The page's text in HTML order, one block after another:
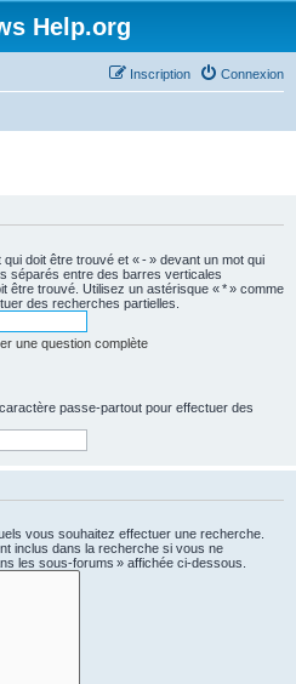
Help.org
Connexion
Inscription
doit être trouvé et « - » devant un mot qui
séparés entre des barres verticales
être trouvé. Utilisez un astérisque « * » comme
des recherches partielles.
une question complète
passe-partout pour effectuer des
vous souhaitez effectuer une recherche.
inclus dans la recherche si vous ne
les sous-forums » affichée ci-dessous.